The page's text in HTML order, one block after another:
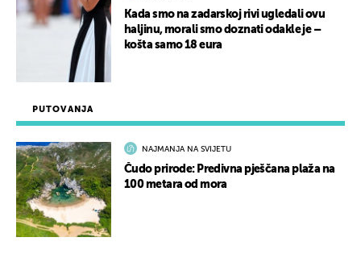
PUTOVANJA
NAJMANJA NA SVIJETU
Čudo prirode: Predivna pješčana plaža na
100 metara od mora
Kada smo na zadarskoj rivi ugledali ovu
haljinu, morali smo doznati odakle je –
košta samo 18 eura